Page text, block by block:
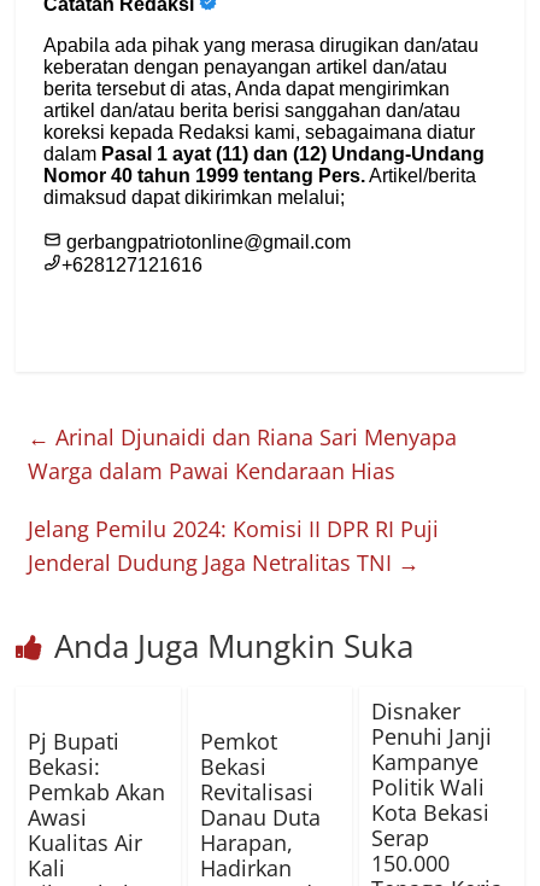
← Arinal Djunaidi dan Riana Sari Menyapa
Warga dalam Pawai Kendaraan Hias
Jelang Pemilu 2024: Komisi II DPR RI Puji
Jenderal Dudung Jaga Netralitas TNI →
Anda Juga Mungkin Suka
Pj Bupati
Bekasi:
Pemkab Akan
Awasi
Kualitas Air
Kali
Pemkot
Bekasi
Revitalisasi
Danau Duta
Harapan,
Hadirkan
Disnaker
Penuhi Janji
Kampanye
Politik Wali
Kota Bekasi
Serap
150.000